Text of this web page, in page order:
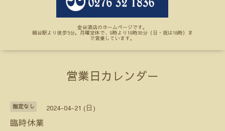
金谷酒店のホームページです。
細谷駅より徒歩5分。月曜定休で、9時より19時30分（日・祝は18時）ま
で営業しています。
営業日カレンダー
指定なし 2024-04-21 (日)
臨時休業